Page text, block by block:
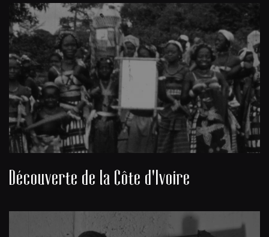
Découverte de la Côte d'Ivoire